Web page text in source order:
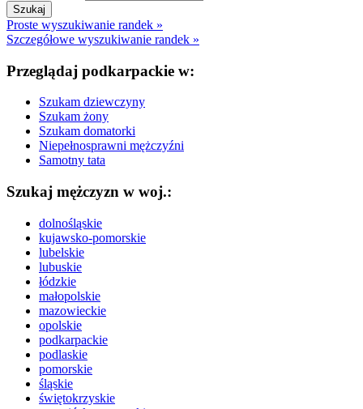
Proste wyszukiwanie randek »
Szczegółowe wyszukiwanie randek »
Przeglądaj podkarpackie w:
Szukam dziewczyny
Szukam żony
Szukam domatorki
Niepełnosprawni mężczyźni
Samotny tata
Szukaj mężczyzn w woj.:
dolnośląskie
kujawsko-pomorskie
lubelskie
lubuskie
łódzkie
małopolskie
mazowieckie
opolskie
podkarpackie
podlaskie
pomorskie
śląskie
świętokrzyskie